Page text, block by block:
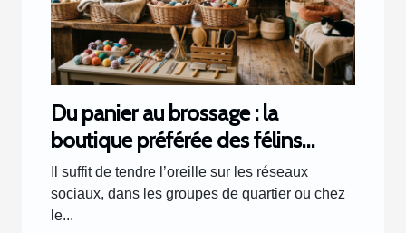
Du panier au brossage : la
boutique préférée des félins
racontée par les clients
Il suffit de tendre l’oreille sur les réseaux
sociaux, dans les groupes de quartier ou chez
le...